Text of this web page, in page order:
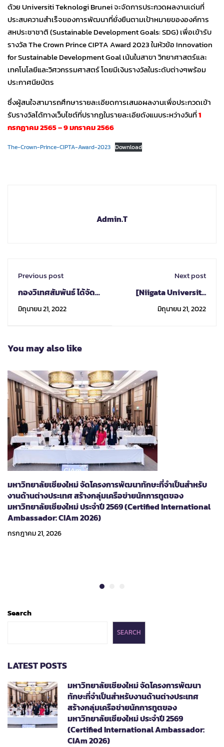
ด้วย Universiti Teknologi Brunei จะจัดการประกวดผลงานเด่นที่
ประสบความสำเร็จของการพัฒนาที่ยั่งยืนตามเป้าหมายขององค์การ
สหประชาชาติ (Sustainable Development Goals: SDG) เพื่อเข้ารับ
รางวัล The Crown Prince CIPTA Award 2023 ในหัวข้อ Innovation
for Sustainable Development Goal เน้นในสาขา วิทยาศาสตร์และ
เทคโนโลยีและวิศวกรรมศาสตร์ โดยมีเงินรางวัลในระดับต่างๆพร้อม
ประกาศนียบัตร
ซึ่งผู้สนใจสามารถศึกษารายละเอียดการเสนอผลงานเพื่อประกวดเข้า
รับรางวัลได้ทางเว็บไซต์ที่ปรากฏในรายละเอียดังแนบระหว่างวันที่1
กรกฏาคม 2565 – 9 มกราคม 2566
The-Crown-Prince-CIPTA-Award-2023 Download
Admin.T
Previous post
กองวิเทศสัมพันธ์ ได้จัด
ปฏิบัติการระบบ CMU
มิถุนายน 21, 2022
Next post
[Niigata University
2022] Call for
มิถุนายน 21, 2022
You may also like
มหาวิทยาลัยเชียงใหม่ จัดโครงการพัฒนาทักษะที่จำเป็นสำหรับ
งานด้านต่างประเทศ สร้างกลุ่มเครือข่ายนักการทูตของ
มหาวิทยาลัยเชียงใหม่ ประจำปี 2569 (Certified International
Ambassador: CIAm 2026)
กรกฎาคม 21, 2026
Search
SEARCH
LATEST POSTS
มหาวิทยาลัยเชียงใหม่ จัดโครงการพัฒนา
ทักษะที่จำเป็นสำหรับงานด้านต่างประเทศ
สร้างกลุ่มเครือข่ายนักการทูตของ
มหาวิทยาลัยเชียงใหม่ ประจำปี 2569
(Certified International Ambassador:
CIAm 2026)